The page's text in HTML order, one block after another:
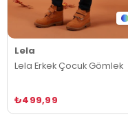
Lela
Lela Erkek Çocuk Gömlek
₺499,99